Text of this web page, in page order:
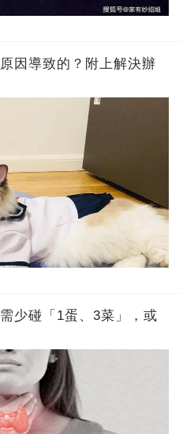
因導致的？附上解決辦
少碰「1蛋、3菜」，或